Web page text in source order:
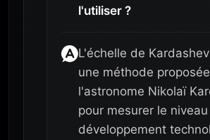
l'utiliser ?
L'échelle de
une méthode
l'astronome Nikolaï
pour mesurer le
développement